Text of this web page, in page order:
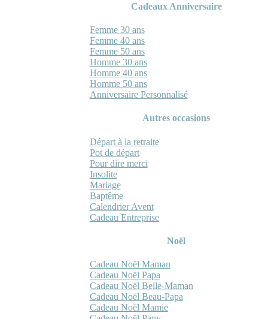
Cadeaux Anniversaire
Femme 30 ans
Femme 40 ans
Femme 50 ans
Homme 30 ans
Homme 40 ans
Homme 50 ans
Anniversaire Personnalisé
Autres occasions
Départ à la retraite
Pot de départ
Pour dire merci
Insolite
Mariage
Baptême
Calendrier Avent
Cadeau Entreprise
Noël
Cadeau Noël Maman
Cadeau Noël Papa
Cadeau Noël Belle-Maman
Cadeau Noël Beau-Papa
Cadeau Noël Mamie